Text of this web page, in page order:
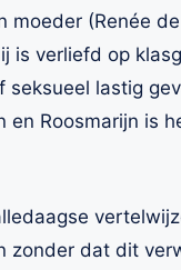
(Renée
is verliefd op
lastig
en Roosmarijn is
zonder dat dit